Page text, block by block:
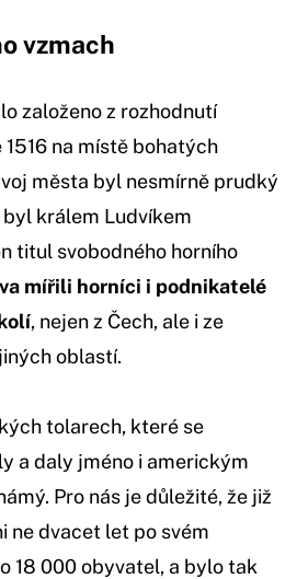
vzmach
založeno z rozhodnutí
na místě bohatých
města byl nesmírně prudký
byl králem Ludvíkem
titul svobodného horního
mířili horníci i podnikatelé
, nejen z Čech, ale i ze
oblastí.
tolarech, které se
a daly jméno i americkým
Pro nás je důležité, že již
ne dvacet let po svém
18 000 obyvatel, a bylo tak